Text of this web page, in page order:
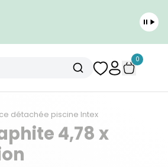
0
détachée piscine Intex
4,78 x